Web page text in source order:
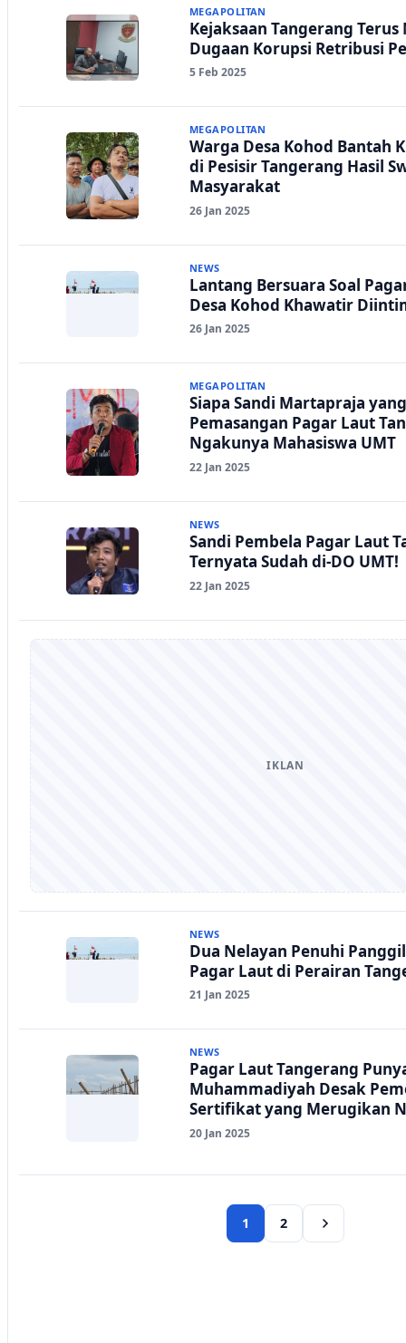
MEGAPOLITAN
Kejaksaan Tangerang
Dugaan Korupsi Retribusi
5 Feb 2025
MEGAPOLITAN
Warga Desa Kohod Bantah
di Pesisir Tangerang Hasil
Masyarakat
26 Jan 2025
NEWS
Lantang Bersuara Soal
Desa Kohod Khawatir
26 Jan 2025
MEGAPOLITAN
Siapa Sandi Martapraja
Pemasangan Pagar Laut
Ngakunya Mahasiswa UMT
22 Jan 2025
NEWS
Sandi Pembela Pagar Laut
Ternyata Sudah di-DO UMT!
22 Jan 2025
IKLAN
NEWS
Dua Nelayan Penuhi
Pagar Laut di Perairan
21 Jan 2025
NEWS
Pagar Laut Tangerang
Muhammadiyah Desak
Sertifikat yang Merugikan
20 Jan 2025
1 2